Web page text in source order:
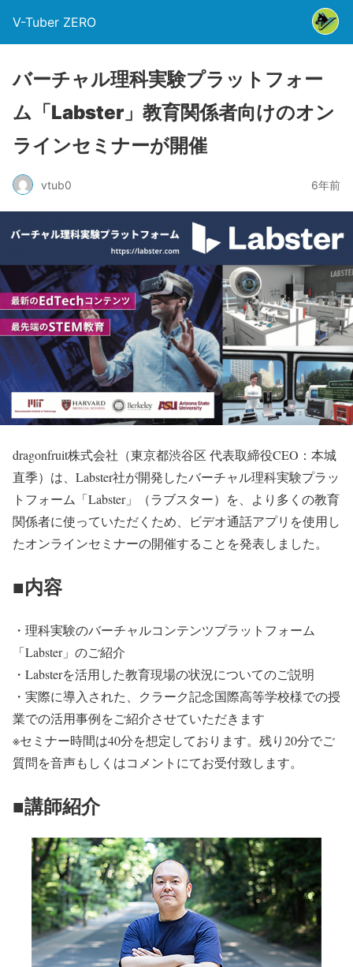
V-Tuber ZERO
バーチャル理科実験プラットフォー
ム「Labster」教育関係者向けのオン
ラインセミナーが開催
vtub0 6年前
dragonfruit株式会社（東京都渋谷区 代表取締役CEO：本城
直季）は、Labster社が開発したバーチャル理科実験プラッ
トフォーム「Labster」（ラブスター）を、より多くの教育
関係者に使っていただくため、ビデオ通話アプリを使用し
たオンラインセミナーの開催することを発表しました。
■内容
・理科実験のバーチャルコンテンツプラットフォーム
「Labster」のご紹介
・Labsterを活用した教育現場の状況についてのご説明
・実際に導入された、クラーク記念国際高等学校様での授
業での活用事例をご紹介させていただきます
※セミナー時間は40分を想定しております。残り20分でご
質問を音声もしくはコメントにてお受付致します。
■講師紹介